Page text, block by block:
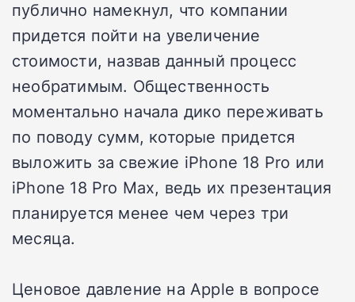
публично намекнул, что компании
придется пойти на увеличение
стоимости, назвав данный процесс
необратимым. Общественность
моментально начала дико переживать
по поводу сумм, которые придется
выложить за свежие iPhone 18 Pro или
iPhone 18 Pro Max, ведь их презентация
планируется менее чем через три
месяца.
Ценовое давление на Apple в вопросе